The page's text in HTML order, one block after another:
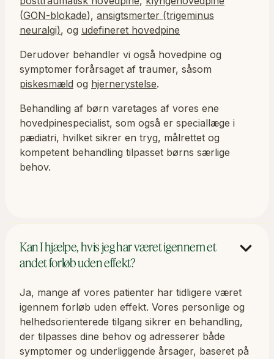
(GON-blokade), ansigtsmerter (trigeminus
neuralgi), og udefineret hovedpine
Derudover behandler vi også hovedpine og
symptomer forårsaget af traumer, såsom
piskesmæld og hjernerystelse.
Behandling af børn varetages af vores ene
hovedpinespecialist, som også er speciallæge i
pædiatri, hvilket sikrer en tryg, målrettet og
kompetent behandling tilpasset børns særlige
behov.
Kan I hjælpe, hvis jeg har været igennem et
andet forløb uden effekt?
Ja, mange af vores patienter har tidligere været
igennem forløb uden effekt. Vores personlige og
helhedsorienterede tilgang sikrer en behandling,
der tilpasses dine behov og adresserer både
symptomer og underliggende årsager, baseret på